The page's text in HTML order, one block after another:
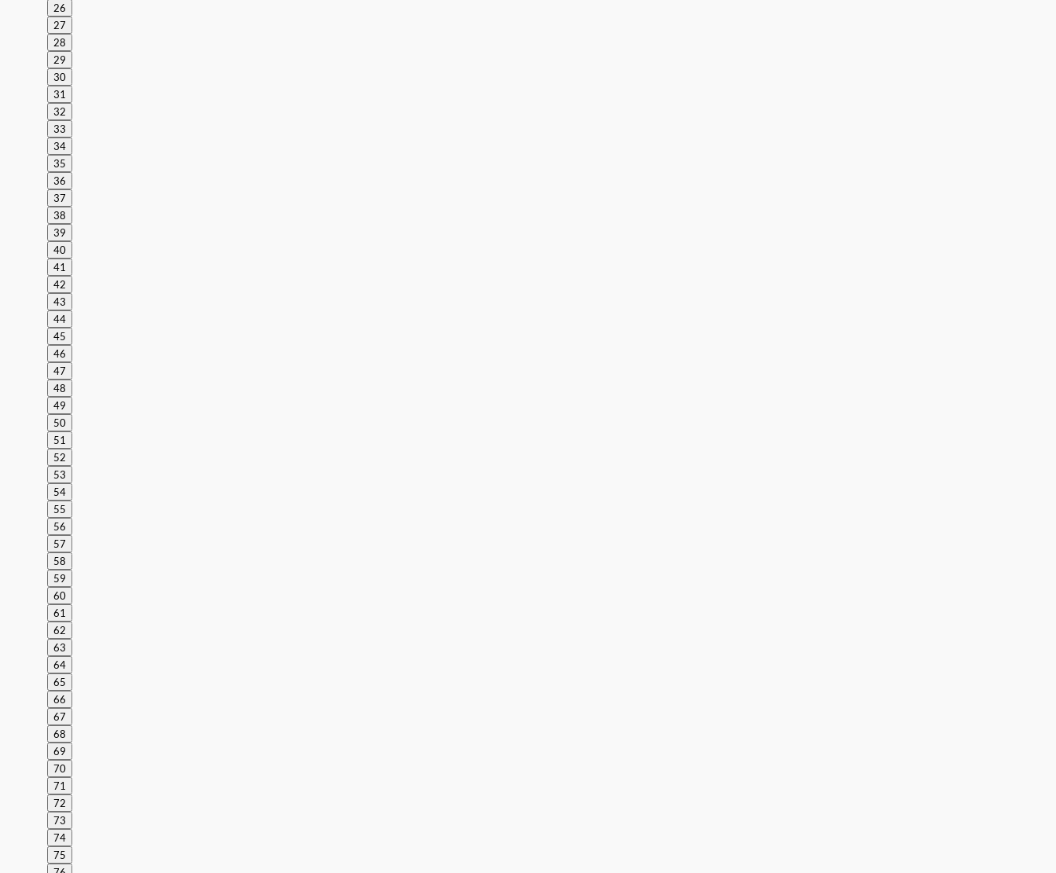
26
27
28
29
30
31
32
33
34
35
36
37
38
39
40
41
42
43
44
45
46
47
48
49
50
51
52
53
54
55
56
57
58
59
60
61
62
63
64
65
66
67
68
69
70
71
72
73
74
75